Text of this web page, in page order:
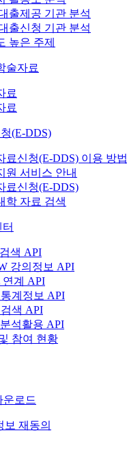
출제공 기관 분석
출신청 기관 분석
높은 주제
술자료
료
료
(E-DDS)
료신청(E-DDS) 이용 방법
원 서비스 안내
료신청(E-DDS)
학 자료 검색
색 API
강의정보 API
계 API
계정보 API
색 API
석활용 API
참여 현황
운로드
보 재동의